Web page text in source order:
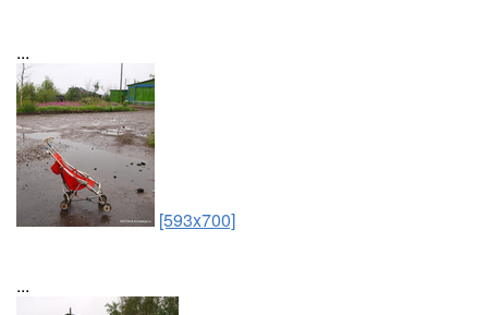
...
[593x700]
...